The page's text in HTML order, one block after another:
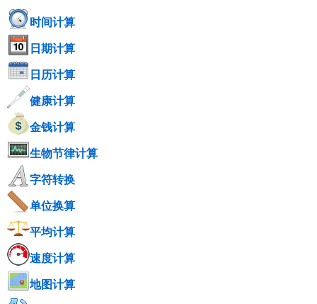
时间计算
日期计算
日历计算
健康计算
金钱计算
生物节律计算
字符转换
单位换算
平均计算
速度计算
地图计算